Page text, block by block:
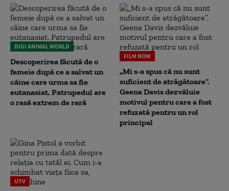
DIGI ANIMAL WORLD
Descoperirea făcută de o
femeie după ce a salvat un
câine care urma sa fie
eutanasiat. Patrupedul are
o rasă extrem de rară
FILM NOW
„Mi s-a spus că nu sunt
suficient de atrăgătoare”.
Geena Davis dezvăluie
motivul pentru care a fost
refuzată pentru un rol
principal
UTV